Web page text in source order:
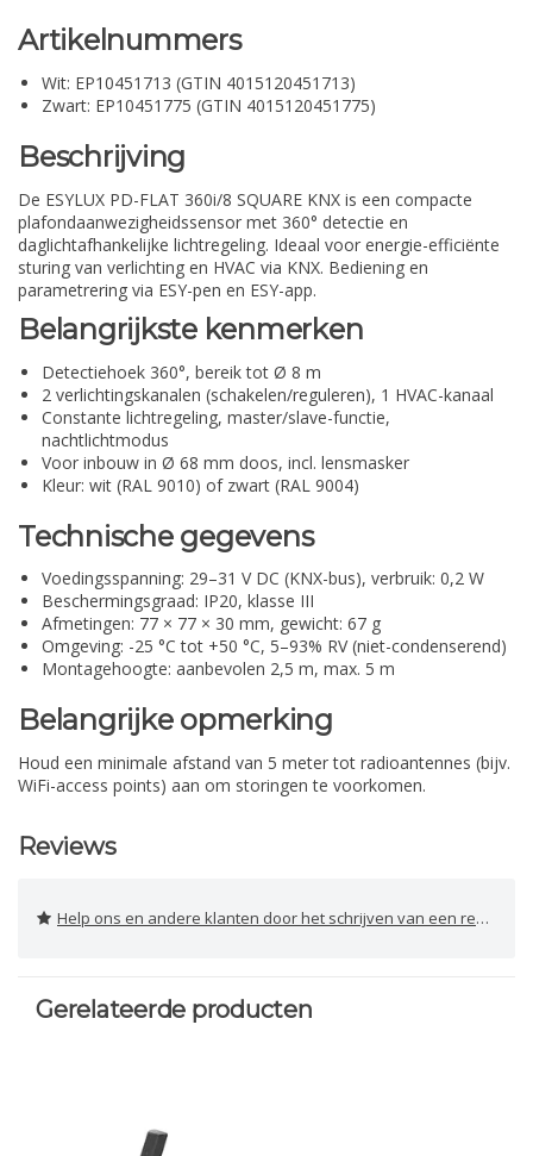
Artikelnummers
Wit: EP10451713 (GTIN 4015120451713)
Zwart: EP10451775 (GTIN 4015120451775)
Beschrijving
De ESYLUX PD-FLAT 360i/8 SQUARE KNX is een compacte
plafondaanwezigheidssensor met 360° detectie en
daglichtafhankelijke lichtregeling. Ideaal voor energie-efficiënte
sturing van verlichting en HVAC via KNX. Bediening en
parametrering via ESY-pen en ESY-app.
Belangrijkste kenmerken
Detectiehoek 360°, bereik tot Ø 8 m
2 verlichtingskanalen (schakelen/reguleren), 1 HVAC-kanaal
Constante lichtregeling, master/slave-functie,
nachtlichtmodus
Voor inbouw in Ø 68 mm doos, incl. lensmasker
Kleur: wit (RAL 9010) of zwart (RAL 9004)
Technische gegevens
Voedingsspanning: 29–31 V DC (KNX-bus), verbruik: 0,2 W
Beschermingsgraad: IP20, klasse III
Afmetingen: 77 × 77 × 30 mm, gewicht: 67 g
Omgeving: -25 °C tot +50 °C, 5–93% RV (niet-condenserend)
Montagehoogte: aanbevolen 2,5 m, max. 5 m
Belangrijke opmerking
Houd een minimale afstand van 5 meter tot radioantennes (bijv.
WiFi-access points) aan om storingen te voorkomen.
Reviews
Help ons en andere klanten door het schrijven van een review
Gerelateerde producten